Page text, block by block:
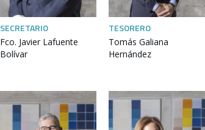
SECRETARIO
Fco. Javier Lafuente
Bolívar
TESORERO
Tomás Galiana
Hernández